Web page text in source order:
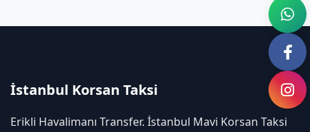
İstanbul Korsan Taksi
Erikli Havalimanı Transfer. İstanbul Mavi Korsan Taksi